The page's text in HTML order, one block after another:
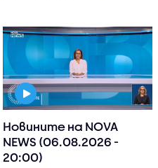
Новините на NOVA
NEWS (06.08.2026 -
20:00)